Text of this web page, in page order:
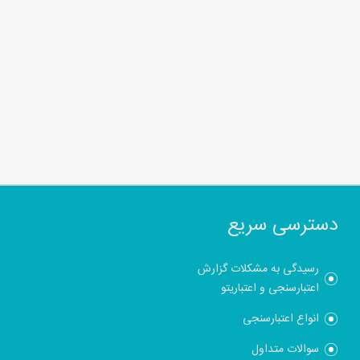
دسترسی سریع
رسیدگی به مشکلات گزارش
اعتبارسنجی و اعتباریتو
انواع اعتبارسنجی
سوالات متداول